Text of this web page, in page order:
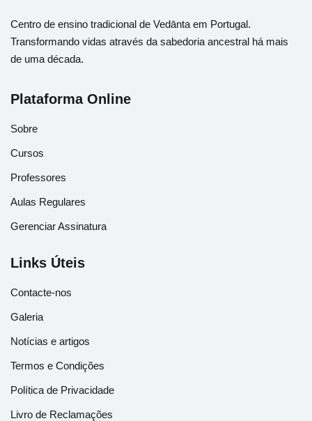
Centro de ensino tradicional de Vedānta em Portugal.
Transformando vidas através da sabedoria ancestral há mais
de uma década.
Plataforma Online
Sobre
Cursos
Professores
Aulas Regulares
Gerenciar Assinatura
Links Úteis
Contacte-nos
Galeria
Notícias e artigos
Termos e Condições
Política de Privacidade
Livro de Reclamações